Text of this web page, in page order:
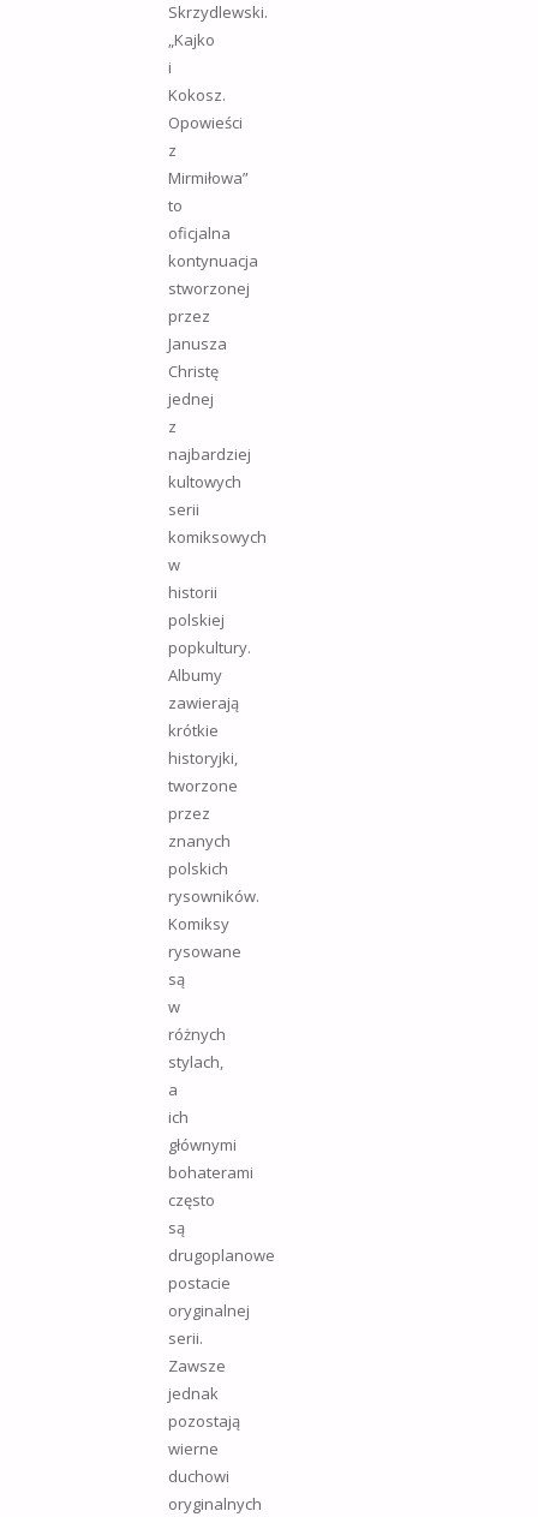
Skrzydlewski.
„Kajko
i
Kokosz.
Opowieści
z
Mirmiłowa”
to
oficjalna
kontynuacja
stworzonej
przez
Janusza
Christę
jednej
z
najbardziej
kultowych
serii
komiksowych
w
historii
polskiej
popkultury.
Albumy
zawierają
krótkie
historyjki,
tworzone
przez
znanych
polskich
rysowników.
Komiksy
rysowane
są
w
różnych
stylach,
a
ich
głównymi
bohaterami
często
są
drugoplanowe
postacie
oryginalnej
serii.
Zawsze
jednak
pozostają
wierne
duchowi
oryginalnych